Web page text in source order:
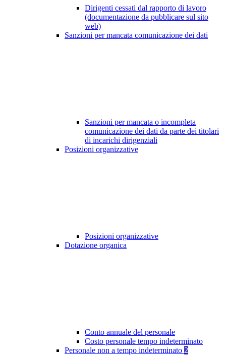
Dirigenti cessati dal rapporto di lavoro
(documentazione da pubblicare sul sito
web)
Sanzioni per mancata comunicazione dei dati
Sanzioni per mancata o incompleta
comunicazione dei dati da parte dei titolari
di incarichi dirigenziali
Posizioni organizzative
Posizioni organizzative
Dotazione organica
Conto annuale del personale
Costo personale tempo indeterminato
Personale non a tempo indeterminato 2